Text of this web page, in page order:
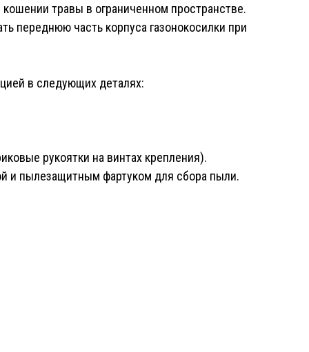
травы в ограниченном пространстве.
переднюю часть корпуса газонокосилки при
в следующих деталях:
рукоятки на винтах крепления).
и пылезащитным фартуком для сбора пыли.